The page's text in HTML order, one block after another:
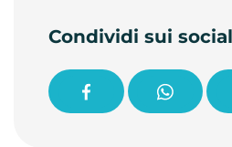
Condividi sui social